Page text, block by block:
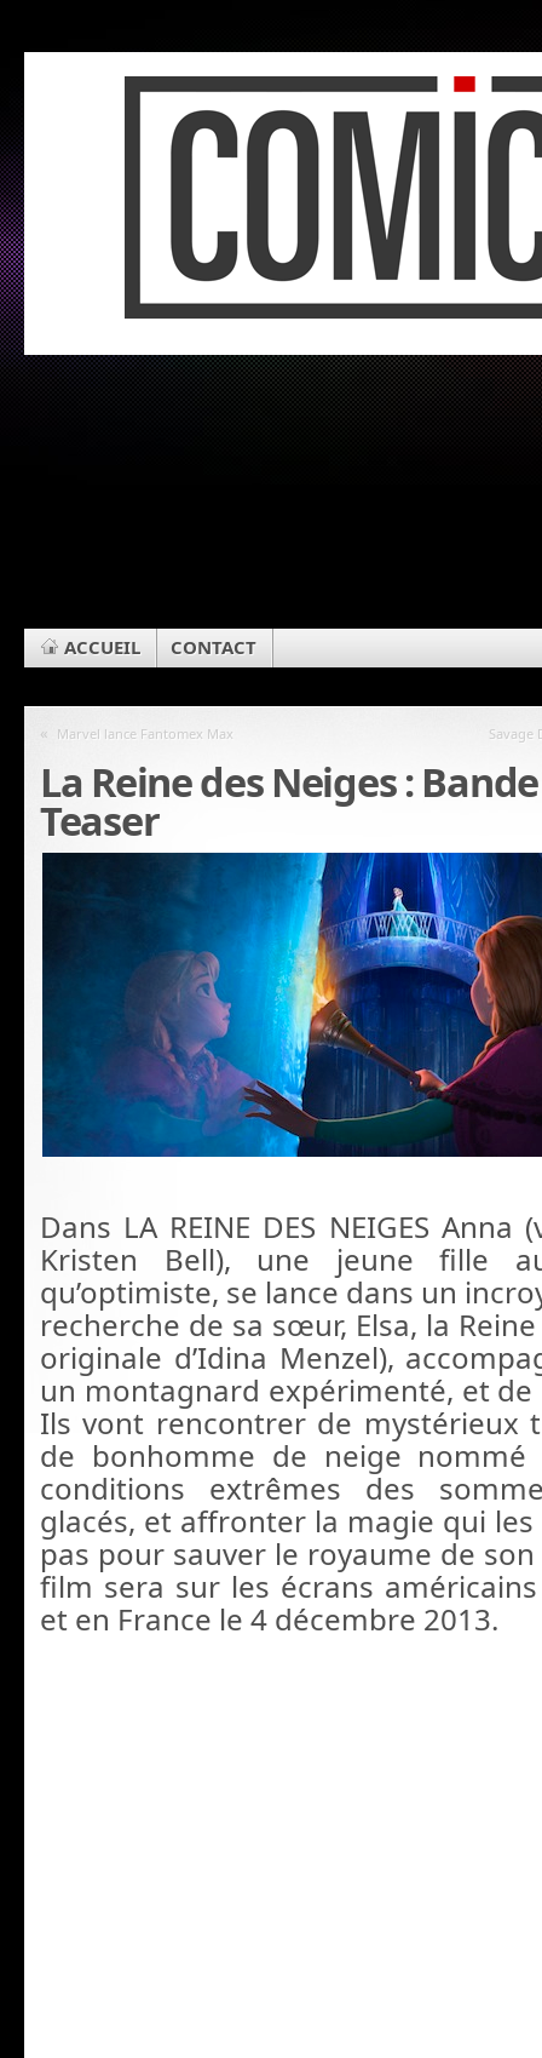
ACCUEIL CONTACT
« Marvel lance Fantomex Max Savage
La Reine des Neiges :
Teaser
Dans LA REINE DES NEIGES
Kristen Bell), une jeune fille
qu’optimiste, se lance dans un
recherche de sa sœur, Elsa, la
originale d’Idina Menzel),
un montagnard expérimenté, et de
Ils vont rencontrer de mystérieux
de bonhomme de neige nommé
conditions extrêmes des
glacés, et affronter la magie qui
pas pour sauver le royaume de
film sera sur les écrans
et en France le 4 décembre 2013.